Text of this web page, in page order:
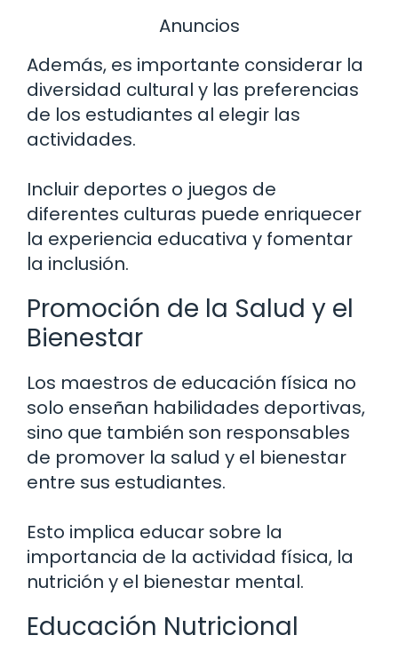
Anuncios
Además, es importante considerar la
diversidad cultural y las preferencias
de los estudiantes al elegir las
actividades.
Incluir deportes o juegos de
diferentes culturas puede enriquecer
la experiencia educativa y fomentar
la inclusión.
Promoción de la Salud y el
Bienestar
Los maestros de educación física no
solo enseñan habilidades deportivas,
sino que también son responsables
de promover la salud y el bienestar
entre sus estudiantes.
Esto implica educar sobre la
importancia de la actividad física, la
nutrición y el bienestar mental.
Educación Nutricional